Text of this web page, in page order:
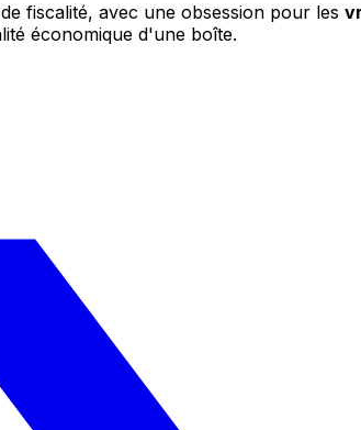
fiscalité, avec une obsession pour les
économique d'une boîte.